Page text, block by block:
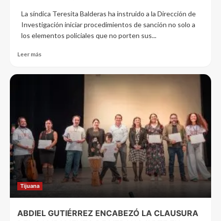
La síndica Teresita Balderas ha instruido a la Dirección de
Investigación iniciar procedimientos de sanción no solo a
los elementos policiales que no porten sus...
Leer más
Tijuana
ABDIEL GUTIÉRREZ ENCABEZÓ LA CLAUSURA